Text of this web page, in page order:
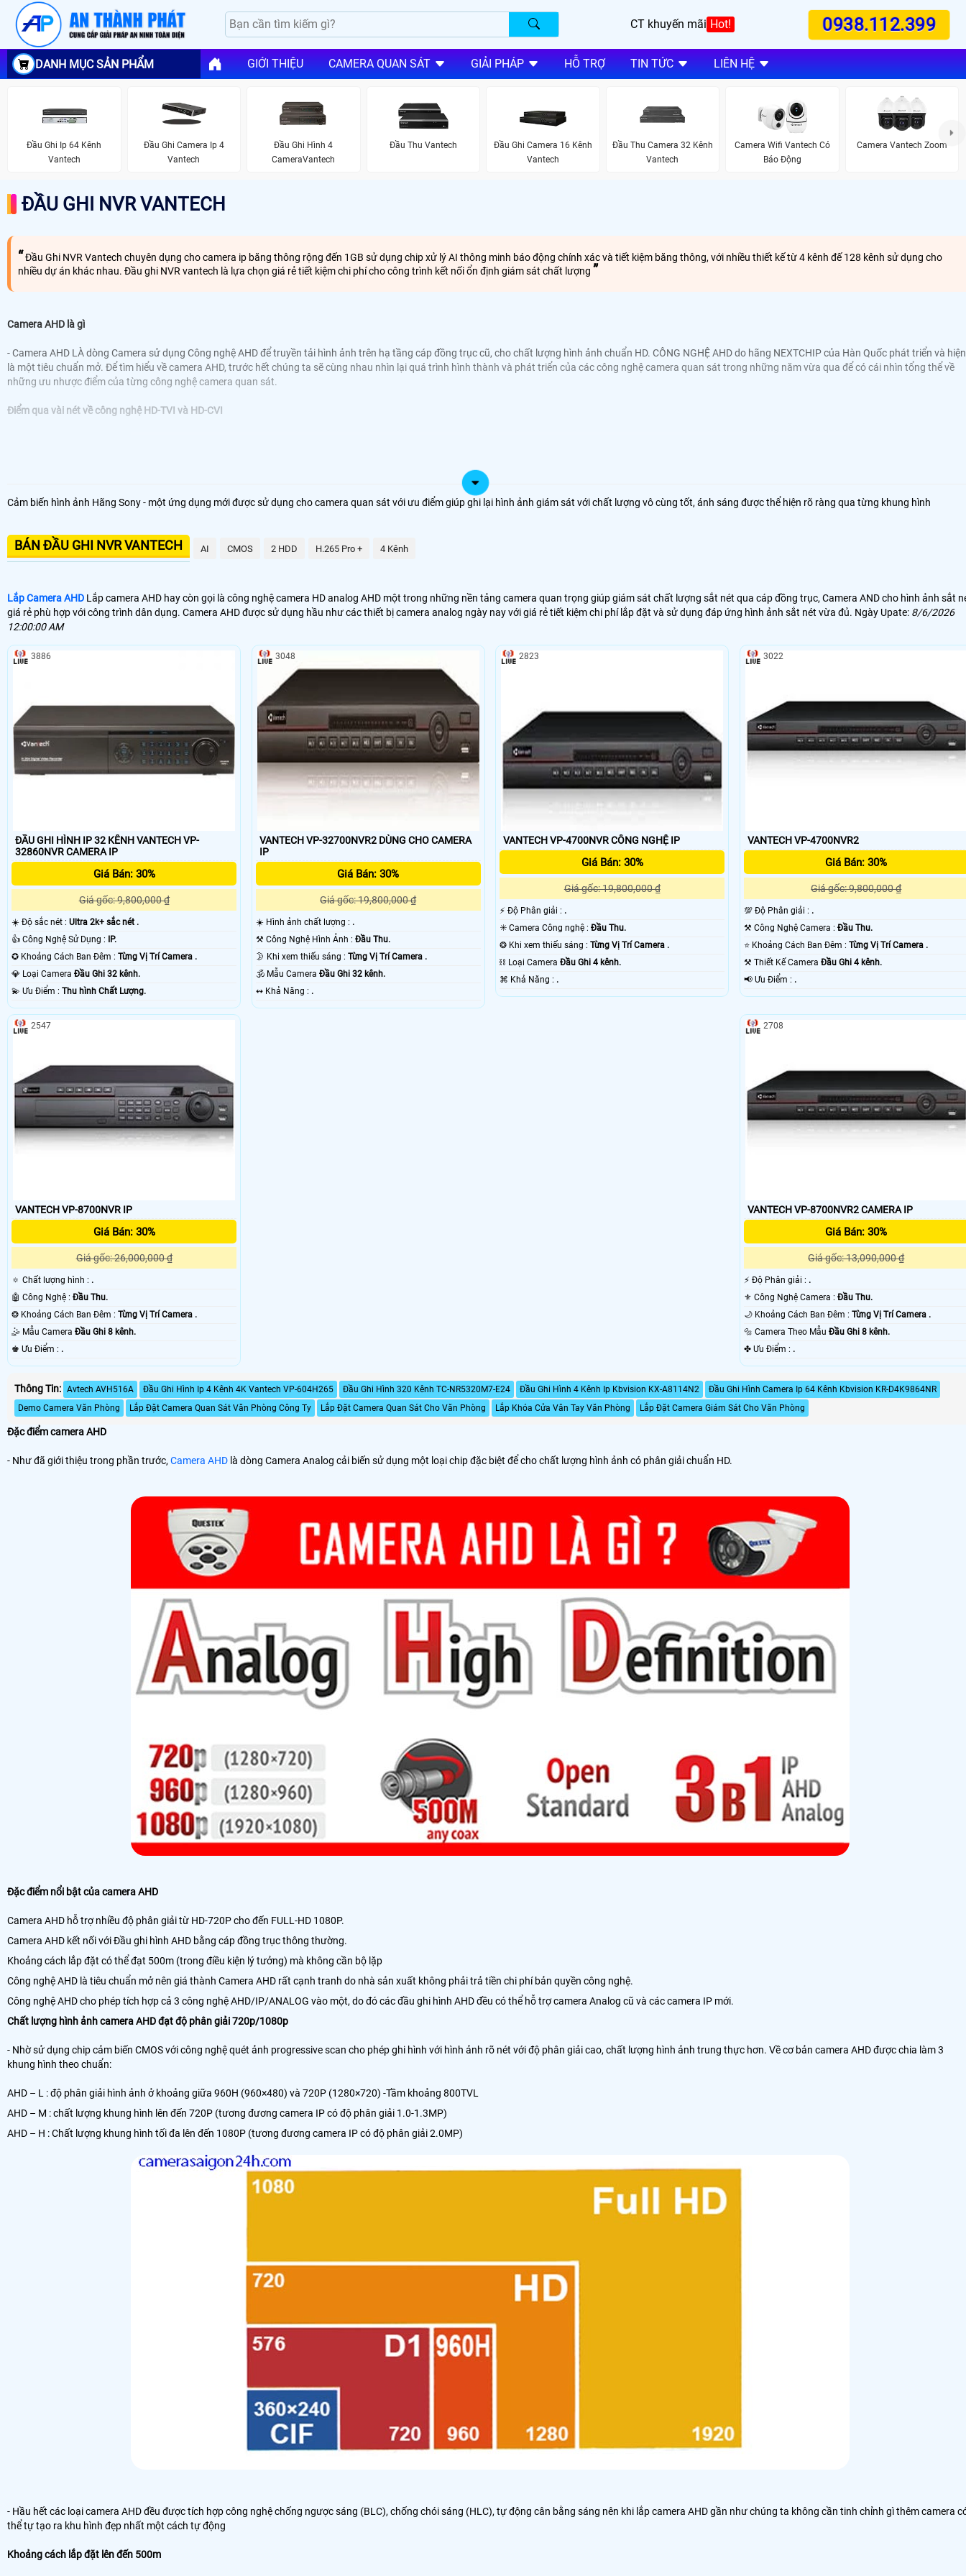
CT khuyến mãi Hot! 0938.112.399
DANH MỤC SẢN PHẨM GIỚI THIỆU CAMERA QUAN SÁT GIẢI PHÁP HỖ TRỢ TIN TỨC LIÊN HỆ
Đầu Ghi Ip 64 Kênh
Vantech
Đầu Ghi Camera Ip 4
Vantech
Đầu Ghi Hình 4
CameraVantech
Đầu Thu Vantech
Đầu Ghi Camera 16 Kênh
Vantech
Đầu Thu Camera 32 Kênh
Vantech
Camera Wifi Vantech Có
Báo Động
Camera Vantech Zoom
ĐẦU GHI NVR VANTECH
Đầu Ghi NVR Vantech chuyên dụng cho camera ip băng thông rộng đến 1GB sử dụng chip xử lý AI thông minh báo động chính xác và tiết kiệm băng thông, với nhiều thiết kế từ 4 kênh đế 128 kênh sử dụng cho
nhiều dự án khác nhau. Đầu ghi NVR vantech là lựa chọn giá rẻ tiết kiệm chi phí cho công trình kết nối ổn định giám sát chất lượng
Camera AHD là gì
- Camera AHD LÀ dòng Camera sử dụng Công nghệ AHD để truyền tải hình ảnh trên hạ tầng cáp đồng trục cũ, cho chất lượng hình ảnh chuẩn HD. CÔNG NGHỆ AHD do hãng NEXTCHIP của Hàn Quốc phát triển và hiện
là một tiêu chuẩn mở. Để tìm hiểu về camera AHD, trước hết chúng ta sẽ cùng nhau nhìn lại quá trình hình thành và phát triển của các công nghệ camera quan sát trong những năm vừa qua để có cái nhìn tổng thể về
những ưu nhược điểm của từng công nghệ camera quan sát.
Điểm qua vài nét về công nghệ HD-TVI và HD-CVI
- Như chúng ta đã biết, thì trước đây hệ thống camera quan sát sử dụng các dòng Camera analog truyền thống sử dụng dòng chip CCD với nhiều hạn chế như chất lượng hình ảnh không tốt (tối đa chỉ đạt 700TVL),
khoảng cách lắp đặt tối đa là 100m, Trong khi đó nhu cầu của con người càng ngày càng cao. Vào năm 2012 hãng DAHUA lần đầu tiên trình làng công nghệ HD-CVI cho phép camera có thể đạt chất lượng hình ảnh HD
với hạ tầng cáp đồng trục cũ, DAHUA đã tuyên bố HD-CVI sẽ xóa bỏ mọi giới hạn và nhược điểm của của hệ thống camera analog truyền thống.
Cảm biến hình ảnh Hãng Sony - một ứng dụng mới được sử dụng cho camera quan sát với ưu điểm giúp ghi lại hình ảnh giám sát với chất lượng vô cùng tốt, ánh sáng được thể hiện rõ ràng qua từng khung hình
BÁN ĐẦU GHI NVR VANTECH AI CMOS 2 HDD H.265 Pro + 4 Kênh
Lắp Camera AHD Lắp camera AHD hay còn gọi là công nghệ camera HD analog AHD một trong những nền tảng camera quan trọng giúp giám sát chất lượng sắt nét qua cáp đồng trục, Camera AND cho hình ảnh sắt
giá rẻ phù hợp với công trình dân dụng. Camera AHD được sử dụng hầu như các thiết bị camera analog ngày nay với giá rẻ tiết kiệm chi phí lắp đặt và sử dụng đáp ứng hình ảnh sắt nét vừa đủ. Ngày Upate: 8/6/2026
12:00:00 AM
ĐẦU GHI HÌNH IP 32 KÊNH VANTECH VP-
32860NVR CAMERA IP
Giá Bán: 30%
Giá gốc: 9,800,000 ₫
☀️ Độ sắc nét : Ultra 2k+ sắc nét .
👍 Công Nghệ Sử Dụng : IP.
✪ Khoảng Cách Ban Đêm : Từng Vị Trí Camera .
💎 Loại Camera Đầu Ghi 32 kênh.
️💫 Ưu Điểm : Thu hình Chất Lượng.
3886
VANTECH VP-32700NVR2 DÙNG CHO CAMERA
IP
Giá Bán: 30%
Giá gốc: 19,800,000 ₫
☀️ Hình ảnh chất lượng : .
⚒ Công Nghệ Hình Ảnh : Đầu Thu.
🌛 Khi xem thiếu sáng : Từng Vị Trí Camera .
🕉️ Mẫu Camera Đầu Ghi 32 kênh.
️↭ Khả Năng : .
3048
VANTECH VP-4700NVR CÔNG NGHỆ IP
Giá Bán: 30%
Giá gốc: 19,800,000 ₫
️⚡ Độ Phân giải : .
✳️ Camera Công nghệ :Đầu Thu.
❂ Khi xem thiếu sáng :Từng Vị Trí Camera .
⛓ Loại CameraĐầu Ghi 4 kênh.
️⌘ Khả Năng : .
2823
VANTECH VP-4700NVR2
Giá Bán: 30%
Giá gốc: 9,800,000 ₫
💯 Độ Phân giải : .
⚒ Công Nghệ Camera : Đầu Thu.
⭐ Khoảng Cách Ban Đêm : Từng Vị Trí Camera .
⚒ Thiết Kế Camera Đầu Ghi 4 kênh.
️📢 Ưu Điểm : .
3022
VANTECH VP-8700NVR IP
Giá Bán: 30%
Giá gốc: 26,000,000 ₫
🔅 Chất lượng hình : .
🤖️ Công Nghệ : Đầu Thu.
❂ Khoảng Cách Ban Đêm : Từng Vị Trí Camera .
🤹 Mẫu Camera Đầu Ghi 8 kênh.
️♚ Ưu Điểm : .
2547
VANTECH VP-8700NVR2 CAMERA IP
Giá Bán: 30%
Giá gốc: 13,090,000 ₫
️⚡ Độ Phân giải : .
⚜️ Công Nghệ Camera : Đầu Thu.
🌙 Khoảng Cách Ban Đêm : Từng Vị Trí Camera .
🔩 Camera Theo Mẫu Đầu Ghi 8 kênh.
️✤ Ưu Điểm : .
2708
Thông Tin: Avtech AVH516A Đầu Ghi Hình Ip 4 Kênh 4K Vantech VP-604H265 Đầu Ghi Hình 320 Kênh TC-NR5320M7-E24 Đầu Ghi Hình 4 Kênh Ip Kbvision KX-A8114N2
Đầu Ghi Hình Camera Ip 64 Kênh Kbvision KR-D4K9864NR
Demo Camera Văn Phòng
Lắp Đặt Camera Quan Sát Văn Phòng Công Ty Lắp Đặt Camera Quan Sát Cho Văn Phòng Lắp Khóa Cửa Vân Tay Văn Phòng Lắp Đặt Camera Giám Sát Cho Văn Phòng
Đặc điểm camera AHD
- Như đã giới thiệu trong phần trước, Camera AHD là dòng Camera Analog cải biến sử dụng một loại chip đặc biệt để cho chất lượng hình ảnh có phân giải chuẩn HD.
Đặc điểm nổi bật của camera AHD
Camera AHD hỗ trợ nhiều độ phân giải từ HD-720P cho đến FULL-HD 1080P.
Camera AHD kết nối với Đầu ghi hình AHD bằng cáp đồng trục thông thường.
Khoảng cách lắp đặt có thể đạt 500m (trong điều kiện lý tưởng) mà không cần bộ lặp
Công nghệ AHD là tiêu chuẩn mở nên giá thành Camera AHD rất cạnh tranh do nhà sản xuất không phải trả tiền chi phí bản quyền công nghệ.
Công nghệ AHD cho phép tích hợp cả 3 công nghệ AHD/IP/ANALOG vào một, do đó các đầu ghi hình AHD đều có thể hỗ trợ camera Analog cũ và các camera IP mới.
Chất lượng hình ảnh camera AHD đạt độ phân giải 720p/1080p
- Nhờ sử dụng chip cảm biến CMOS với công nghệ quét ảnh progressive scan cho phép ghi hình với hình ảnh rõ nét với độ phân giải cao, chất lượng hình ảnh trung thực hơn. Về cơ bản camera AHD được chia làm 3
khung hình theo chuẩn:
AHD – L : độ phân giải hình ảnh ở khoảng giữa 960H (960×480) và 720P (1280×720) -Tầm khoảng 800TVL
AHD – M : chất lượng khung hình lên đến 720P (tương đương camera IP có độ phân giải 1.0-1.3MP)
AHD – H : Chất lượng khung hình tối đa lên đến 1080P (tương đương camera IP có độ phân giải 2.0MP)
- Hầu hết các loại camera AHD đều được tích hợp công nghệ chống ngược sáng (BLC), chống chói sáng (HLC), tự động cân bằng sáng nên khi lắp camera AHD gần như chúng ta không cần tinh chỉnh gì thêm camera
thể tự tạo ra khu hình đẹp nhất một cách tự động
Khoảng cách lắp đặt lên đến 500m